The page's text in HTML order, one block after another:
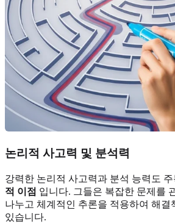
논리적 사고력 및 분석력
강력한 논리적 사고력과 분석 능력도
적 이점 입니다. 그들은 복잡한 문제를
나누고 체계적인 추론을 적용하여 해결
있습니다.